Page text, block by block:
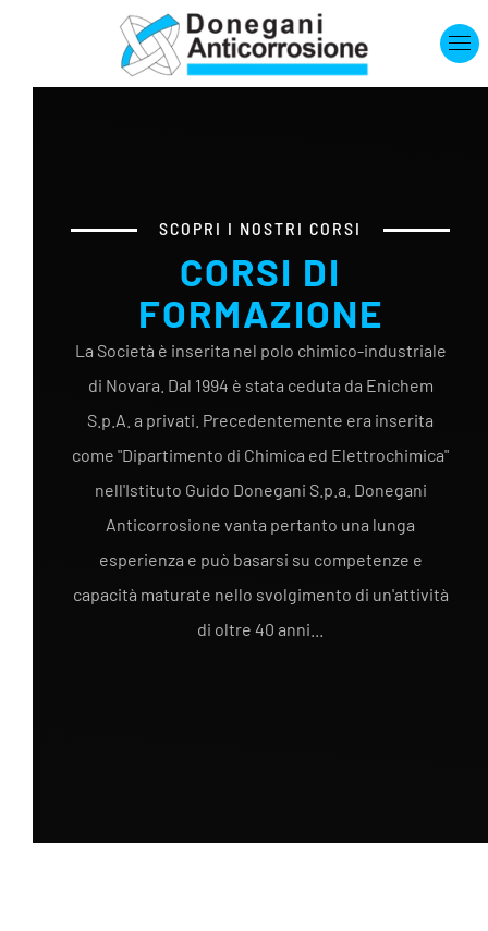
Skip to main content
SCOPRI I NOSTRI CORSI
CORSI DI
FORMAZIONE
La Società è inserita nel polo chimico-industriale
di Novara. Dal 1994 è stata ceduta da Enichem
S.p.A. a privati. Precedentemente era inserita
come "Dipartimento di Chimica ed Elettrochimica"
nell'Istituto Guido Donegani S.p.a. Donegani
Anticorrosione vanta pertanto una lunga
esperienza e può basarsi su competenze e
capacità maturate nello svolgimento di un'attività
di oltre 40 anni...